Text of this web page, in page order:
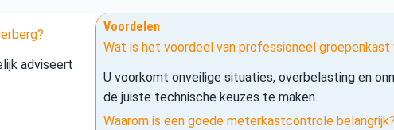
adviseert
Voordelen
Wat is het voordeel van professioneel groepenkast
U voorkomt onveilige situaties, overbelasting en
de juiste technische keuzes te maken.
Waarom is een goede meterkastcontrole belangrijk?